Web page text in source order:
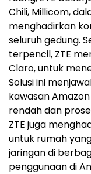
Chili, Millicom,
menghadirkan
seluruh gedung.
terpencil, ZTE
Claro, untuk
Solusi ini
kawasan
rendah dan
ZTE juga
untuk rumah
jaringan di
penggunaan di